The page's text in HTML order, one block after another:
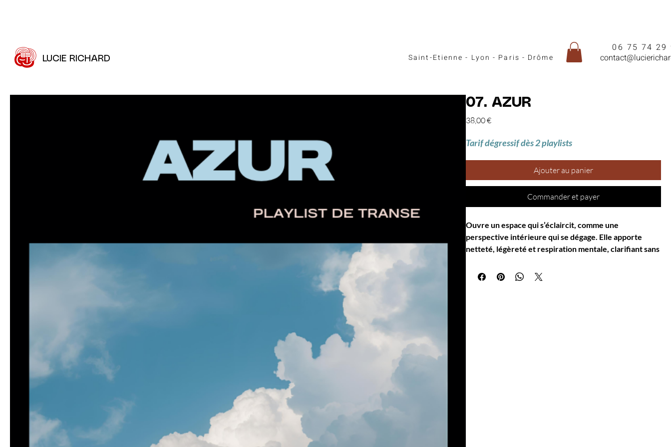
LUCIE RICHARD Saint-Etienne - Lyon - Paris - Drôme
06 75 74 29
07. AZUR
38,00 €Prix
Tarif dégressif dès 2 playlists
Ajouter au panier
Commander et payer
Ouvre un espace qui s’éclaircit, comme une
perspective intérieure qui se dégage. Elle apporte
netteté, légèreté et respiration mentale, clarifiant sans
voir plus clair, avec une vision simple, calme et fluide.